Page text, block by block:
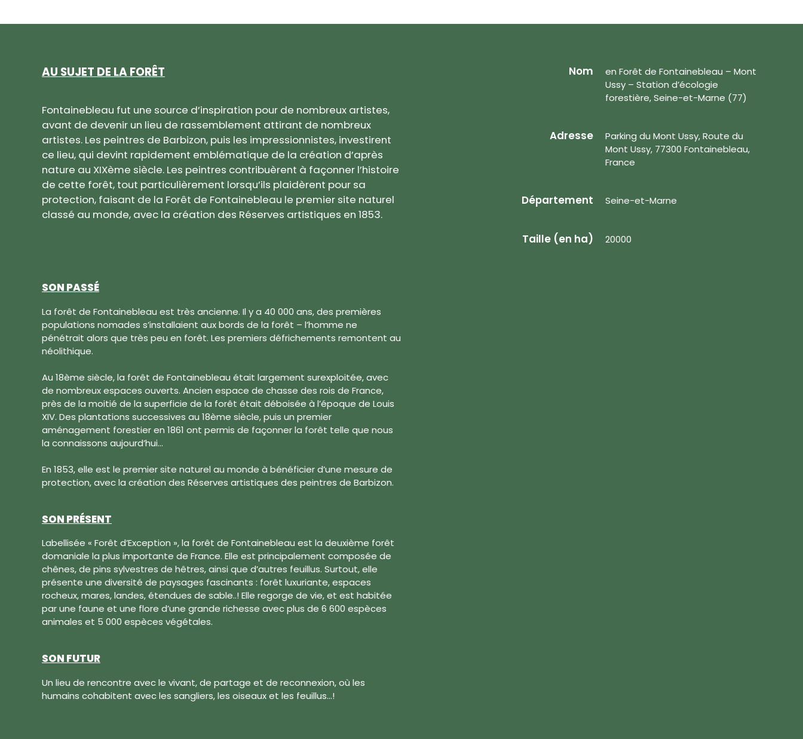
AU SUJET DE LA FORÊT
Fontainebleau fut une source d’inspiration pour de nombreux artistes,
avant de devenir un lieu de rassemblement attirant de nombreux
artistes. Les peintres de Barbizon, puis les impressionnistes, investirent
ce lieu, qui devint rapidement emblématique de la création d’après
nature au XIXème siècle. Les peintres contribuèrent à façonner l’histoire
de cette forêt, tout particulièrement lorsqu’ils plaidèrent pour sa
protection, faisant de la Forêt de Fontainebleau le premier site naturel
classé au monde, avec la création des Réserves artistiques en 1853.
SON PASSÉ
La forêt de Fontainebleau est très ancienne. Il y a 40 000 ans, des premières
populations nomades s’installaient aux bords de la forêt – l’homme ne
pénétrait alors que très peu en forêt. Les premiers défrichements remontent au
néolithique.
Au 18ème siècle, la forêt de Fontainebleau était largement surexploitée, avec
de nombreux espaces ouverts. Ancien espace de chasse des rois de France,
près de la moitié de la superficie de la forêt était déboisée à l’époque de Louis
XIV. Des plantations successives au 18ème siècle, puis un premier
aménagement forestier en 1861 ont permis de façonner la forêt telle que nous
la connaissons aujourd’hui…
En 1853, elle est le premier site naturel au monde à bénéficier d’une mesure de
protection, avec la création des Réserves artistiques des peintres de Barbizon.
SON PRÉSENT
Labellisée « Forêt d’Exception », la forêt de Fontainebleau est la deuxième forêt
domaniale la plus importante de France. Elle est principalement composée de
chênes, de pins sylvestres de hêtres, ainsi que d’autres feuillus. Surtout, elle
présente une diversité de paysages fascinants : forêt luxuriante, espaces
rocheux, mares, landes, étendues de sable..! Elle regorge de vie, et est habitée
par une faune et une flore d’une grande richesse avec plus de 6 600 espèces
animales et 5 000 espèces végétales.
SON FUTUR
Un lieu de rencontre avec le vivant, de partage et de reconnexion, où les
humains cohabitent avec les sangliers, les oiseaux et les feuillus...!
Nom
en Forêt de Fontainebleau – Mont
Ussy – Station d’écologie
forestière, Seine-et-Marne (77)
Adresse
Parking du Mont Ussy, Route du
Mont Ussy, 77300 Fontainebleau,
France
Département Seine-et-Marne
Taille (en ha) 20000